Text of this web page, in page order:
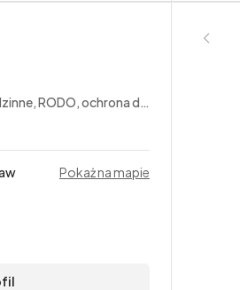
ochrona danych osobowych
Pokaż na mapie